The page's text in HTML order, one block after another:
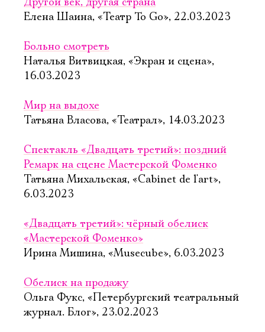
Елена Шаина, «Театр To Go», 22.03.2023
Больно смотреть
Наталья Витвицкая, «Экран и сцена»,
16.03.2023
Мир на выдохе
Татьяна Власова, «Театрал», 14.03.2023
Спектакль «Двадцать третий»: поздний
Ремарк на сцене Мастерской Фоменко
Татьяна Михальская, «Cabinet de l'art»,
6.03.2023
«Двадцать третий»: чёрный обелиск
«Мастерской Фоменко»
Ирина Мишина, «Musecube», 6.03.2023
Обелиск на продажу
Ольга Фукс, «Петербургский театральный
журнал. Блог», 23.02.2023